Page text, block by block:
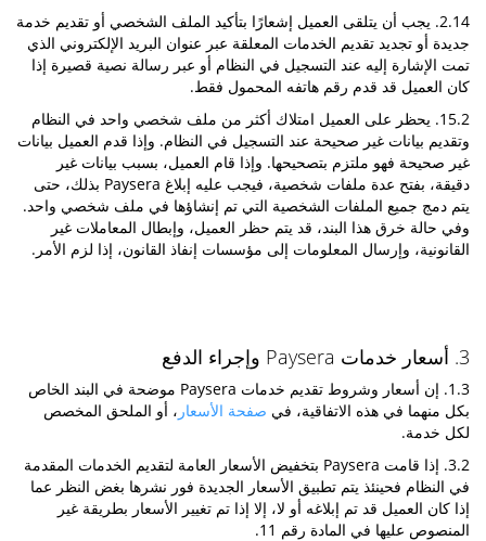
2.14. يجب أن يتلقى العميل إشعارًا بتأكيد الملف الشخصي أو تقديم خدمة
جديدة أو تجديد تقديم الخدمات المعلقة عبر عنوان البريد الإلكتروني الذي
تمت الإشارة إليه عند التسجيل في النظام أو عبر رسالة نصية قصيرة إذا
كان العميل قد قدم رقم هاتفه المحمول فقط.
15.2. يحظر على العميل امتلاك أكثر من ملف شخصي واحد في النظام
وتقديم بيانات غير صحيحة عند التسجيل في النظام. وإذا قدم العميل بيانات
غير صحيحة فهو ملتزم بتصحيحها. وإذا قام العميل، بسبب بيانات غير
دقيقة، بفتح عدة ملفات شخصية، فيجب عليه إبلاغ Paysera بذلك، حتى
يتم دمج جميع الملفات الشخصية التي تم إنشاؤها في ملف شخصي واحد.
وفي حالة خرق هذا البند، قد يتم حظر العميل، وإبطال المعاملات غير
القانونية، وإرسال المعلومات إلى مؤسسات إنفاذ القانون، إذا لزم الأمر.
3. أسعار خدمات Paysera وإجراء الدفع
1.3. إن أسعار وشروط تقديم خدمات Paysera موضحة في البند الخاص
بكل منهما في هذه الاتفاقية، في صفحة الأسعار ، أو الملحق المخصص
لكل خدمة.
3.2. إذا قامت Paysera بتخفيض الأسعار العامة لتقديم الخدمات المقدمة
في النظام فحينئذ يتم تطبيق الأسعار الجديدة فور نشرها بغض النظر عما
إذا كان العميل قد تم إبلاغه أو لا، إلا إذا تم تغيير الأسعار بطريقة غير
المنصوص عليها في المادة رقم 11.